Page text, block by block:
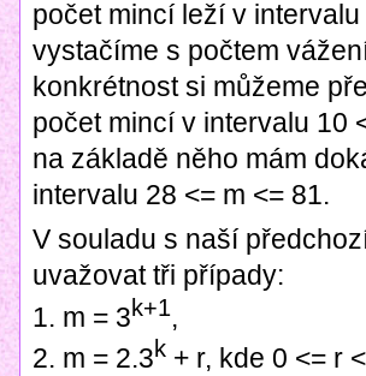
počet mincí leží v intervalu
vystačíme s počtem
konkrétnost si můžeme
počet mincí v intervalu 10
na základě něho mám
intervalu 28 <= m <= 81.
V souladu s naší
uvažovat tři případy:
1. m = 3k+1,
2. m = 2.3k + r, kde 0 <= r